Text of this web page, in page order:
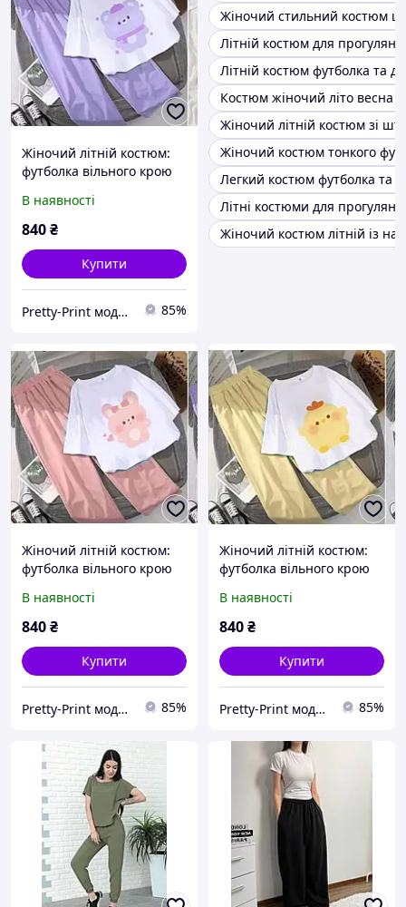
Жіночий літній костюм:
футболка вільного крою
В наявності
840₴
Купити
Pretty-Print модний одяг з принтами за низькими цінами 85%
Жіночий стильний костюм
Літній костюм для
Літній костюм футболка та
Костюм жіночий літо весна
Жіночий літній костюм зі
Жіночий костюм тонкого
Легкий костюм футболка та
Літні костюми для
Жіночий костюм літній із
Жіночий літній костюм:
футболка вільного крою
В наявності
840₴
Купити
Pretty-Print модний одяг з принтами за низькими цінами 85%
Жіночий літній костюм:
футболка вільного крою
В наявності
840₴
Купити
Pretty-Print модний одяг з принтами за низькими цінами 85%